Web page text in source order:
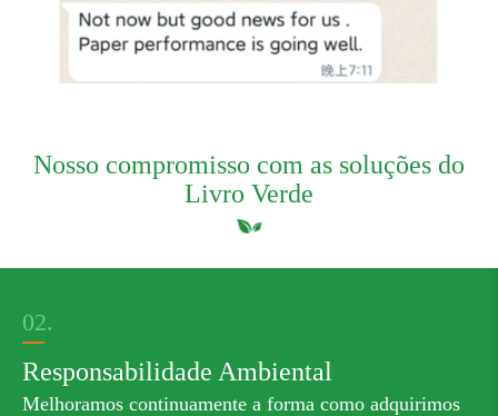
Nosso compromisso com as soluções do
Livro Verde
02.
Responsabilidade Ambiental
Melhoramos continuamente a forma como adquirimos